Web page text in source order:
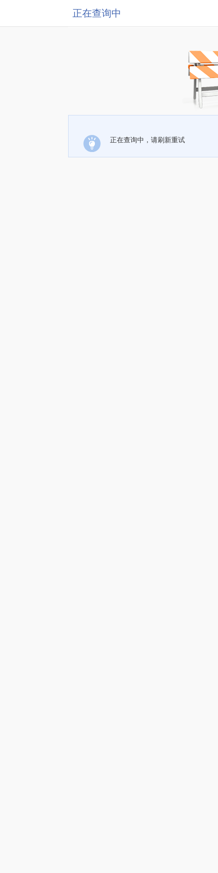
正在查询中
正在查询中，请刷新重试